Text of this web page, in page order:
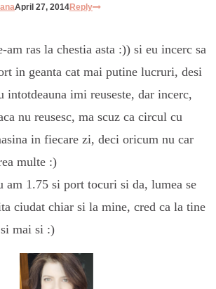
April 27, 2014Reply
am ras la chestia asta :)) si eu incerc sa
in geanta cat mai putine lucruri, desi
intotdeauna imi reuseste, dar incerc,
nu reusesc, ma scuz ca circul cu
in fiecare zi, deci oricum nu car
multe :)
am 1.75 si port tocuri si da, lumea se
ciudat chiar si la mine, cred ca la tine
mai si :)